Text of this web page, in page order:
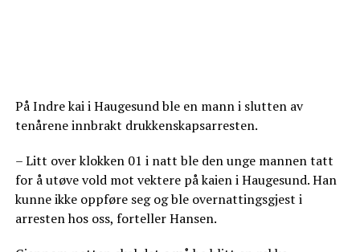
På Indre kai i Haugesund ble en mann i slutten av
tenårene innbrakt drukkenskapsarresten.
– Litt over klokken 01 i natt ble den unge mannen tatt
for å utøve vold mot vektere på kaien i Haugesund. Han
kunne ikke oppføre seg og ble overnattingsgjest i
arresten hos oss, forteller Hansen.